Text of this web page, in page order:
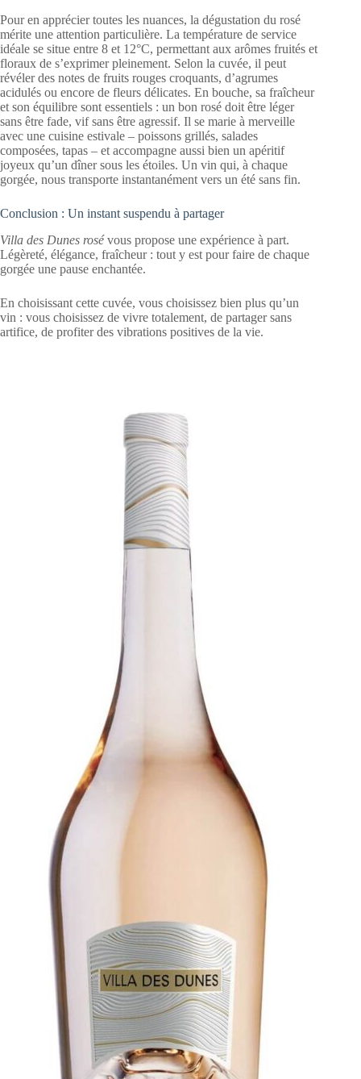
Pour en apprécier toutes les nuances, la dégustation du rosé
mérite une attention particulière. La température de service
idéale se situe entre 8 et 12°C, permettant aux arômes fruités et
floraux de s’exprimer pleinement. Selon la cuvée, il peut
révéler des notes de fruits rouges croquants, d’agrumes
acidulés ou encore de fleurs délicates. En bouche, sa fraîcheur
et son équilibre sont essentiels : un bon rosé doit être léger
sans être fade, vif sans être agressif. Il se marie à merveille
avec une cuisine estivale – poissons grillés, salades
composées, tapas – et accompagne aussi bien un apéritif
joyeux qu’un dîner sous les étoiles. Un vin qui, à chaque
gorgée, nous transporte instantanément vers un été sans fin.
Conclusion : Un instant suspendu à partager
Villa des Dunes rosévous propose une expérience à part.
Légèreté, élégance, fraîcheur : tout y est pour faire de chaque
gorgée une pause enchantée.
En choisissant cette cuvée, vous choisissez bien plus qu’un
vin : vous choisissez de vivre totalement, de partager sans
artifice, de profiter des vibrations positives de la vie.